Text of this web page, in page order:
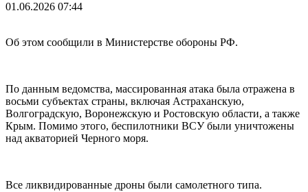
01.06.2026 07:44
Об этом сообщили в Министерстве обороны РФ.
По данным ведомства, массированная атака была отражена в
восьми субъектах страны, включая Астраханскую,
Волгоградскую, Воронежскую и Ростовскую области, а также
Крым. Помимо этого, беспилотники ВСУ были уничтожены
над акваторией Черного моря.
Все ликвидированные дроны были самолетного типа.